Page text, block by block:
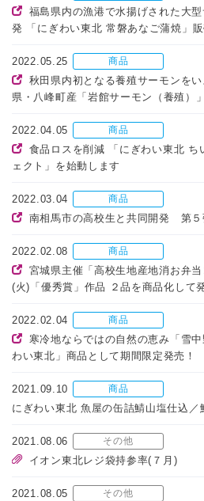
福島県内の漁港で水揚げされた大
発 「にぎわい東北 常磐あなご蒲焼」販
2022.05.25 商品
秋田県内初となる養殖サーモンを
県・八峰町産「岩館サーモン（養殖）
2022.04.05 商品
食品ロスを削減 「にぎわい東北 ち
ェクト」を始動します
2022.03.04 商品
南相馬市の高校生と共同開発 第５
2022.02.08 商品
宮城県主催「高校生地産地消お弁
(火)「優秀賞」作品 ２品を商品化して
2022.02.04 商品
寒冷地ならではの自然の恵み「雪
わい東北」商品として期間限定発売！
2021.09.10 商品
にぎわい東北 魚屋の缶詰鯖山塩仕込／
2021.08.06 その他
イオン東北レジ袋持参率(７月)
2021.08.05 その他